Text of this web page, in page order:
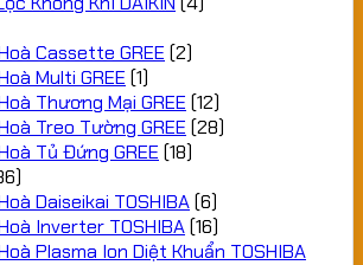
Cassette GREE (2)
Multi GREE (1)
Thương Mại GREE (12)
Treo Tường GREE (28)
Tủ Đứng GREE (18)
Daiseikai TOSHIBA(6)
Inverter TOSHIBA(16)
Plasma Ion Diệt Khuẩn TOSHIBA